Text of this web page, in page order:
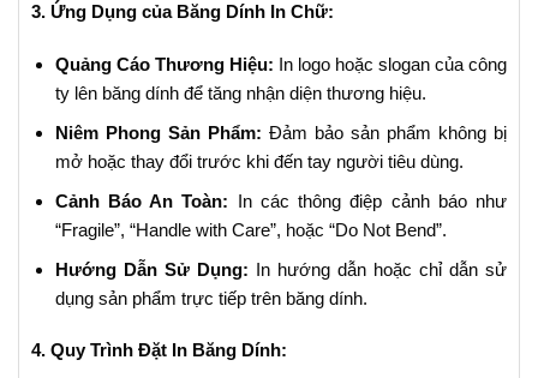
3. Ứng Dụng của Băng Dính In Chữ:
Quảng Cáo Thương Hiệu: In logo hoặc slogan của công
ty lên băng dính để tăng nhận diện thương hiệu.
Niêm Phong Sản Phẩm: Đảm bảo sản phẩm không bị
mở hoặc thay đổi trước khi đến tay người tiêu dùng.
Cảnh Báo An Toàn: In các thông điệp cảnh báo như
“Fragile”, “Handle with Care”, hoặc “Do Not Bend”.
Hướng Dẫn Sử Dụng: In hướng dẫn hoặc chỉ dẫn sử
dụng sản phẩm trực tiếp trên băng dính.
4. Quy Trình Đặt In Băng Dính: